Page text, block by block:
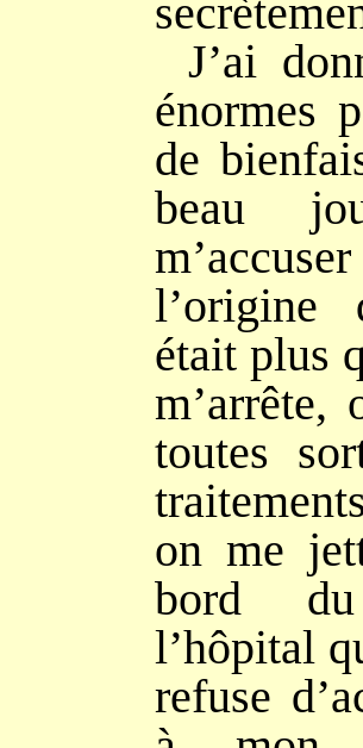
J’ai
énormes
de
beau
l’origine
était plus
toutes
on me
bord
l’hôpital
refuse